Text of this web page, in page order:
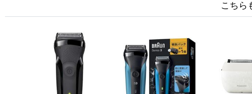
こちら